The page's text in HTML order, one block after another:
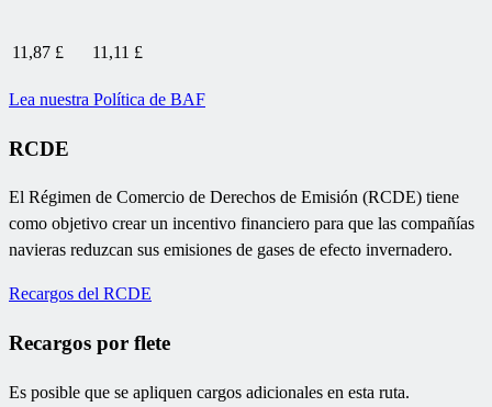
11,87 £ 11,11 £
Lea nuestra Política de BAF
RCDE
El Régimen de Comercio de Derechos de Emisión (RCDE) tiene
como objetivo crear un incentivo financiero para que las compañías
navieras reduzcan sus emisiones de gases de efecto invernadero.
Recargos del RCDE
Recargos por flete
Es posible que se apliquen cargos adicionales en esta ruta.